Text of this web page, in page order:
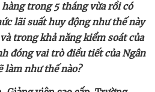
trong 5 tháng vừa rồi có
lãi suất huy động như thế này
trong khả năng kiểm soát của
đóng vai trò điều tiết của Ngân
làm như thế nào?